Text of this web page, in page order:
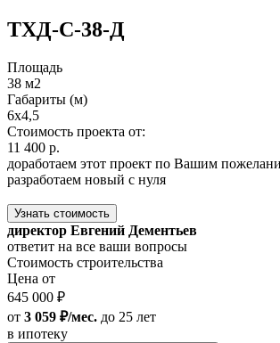
ТХД-С-38-Д
Площадь
38 м2
Габариты (м)
6х4,5
Стоимость проекта от:
11 400 р.
доработаем этот проект по Вашим
разработаем новый с нуля
Узнать стоимость
директор Евгений Дементьев
ответит на все ваши вопросы
Стоимость строительства
Цена от
645 000 ₽
от 3 059 ₽/мес. до 25 лет
в ипотеку